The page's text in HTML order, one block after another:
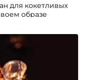
для кокетливых
образе
создается букетом
и розы,